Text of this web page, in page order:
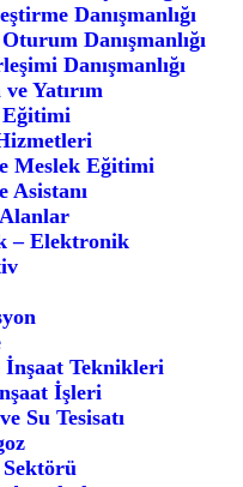
Danışmanlığı
Danışmanlığı
Danışmanlığı
Yatırım
Meslek Eğitimi
Asistanı
– Elektronik
İnşaat Teknikleri
İşleri
Su Tesisatı